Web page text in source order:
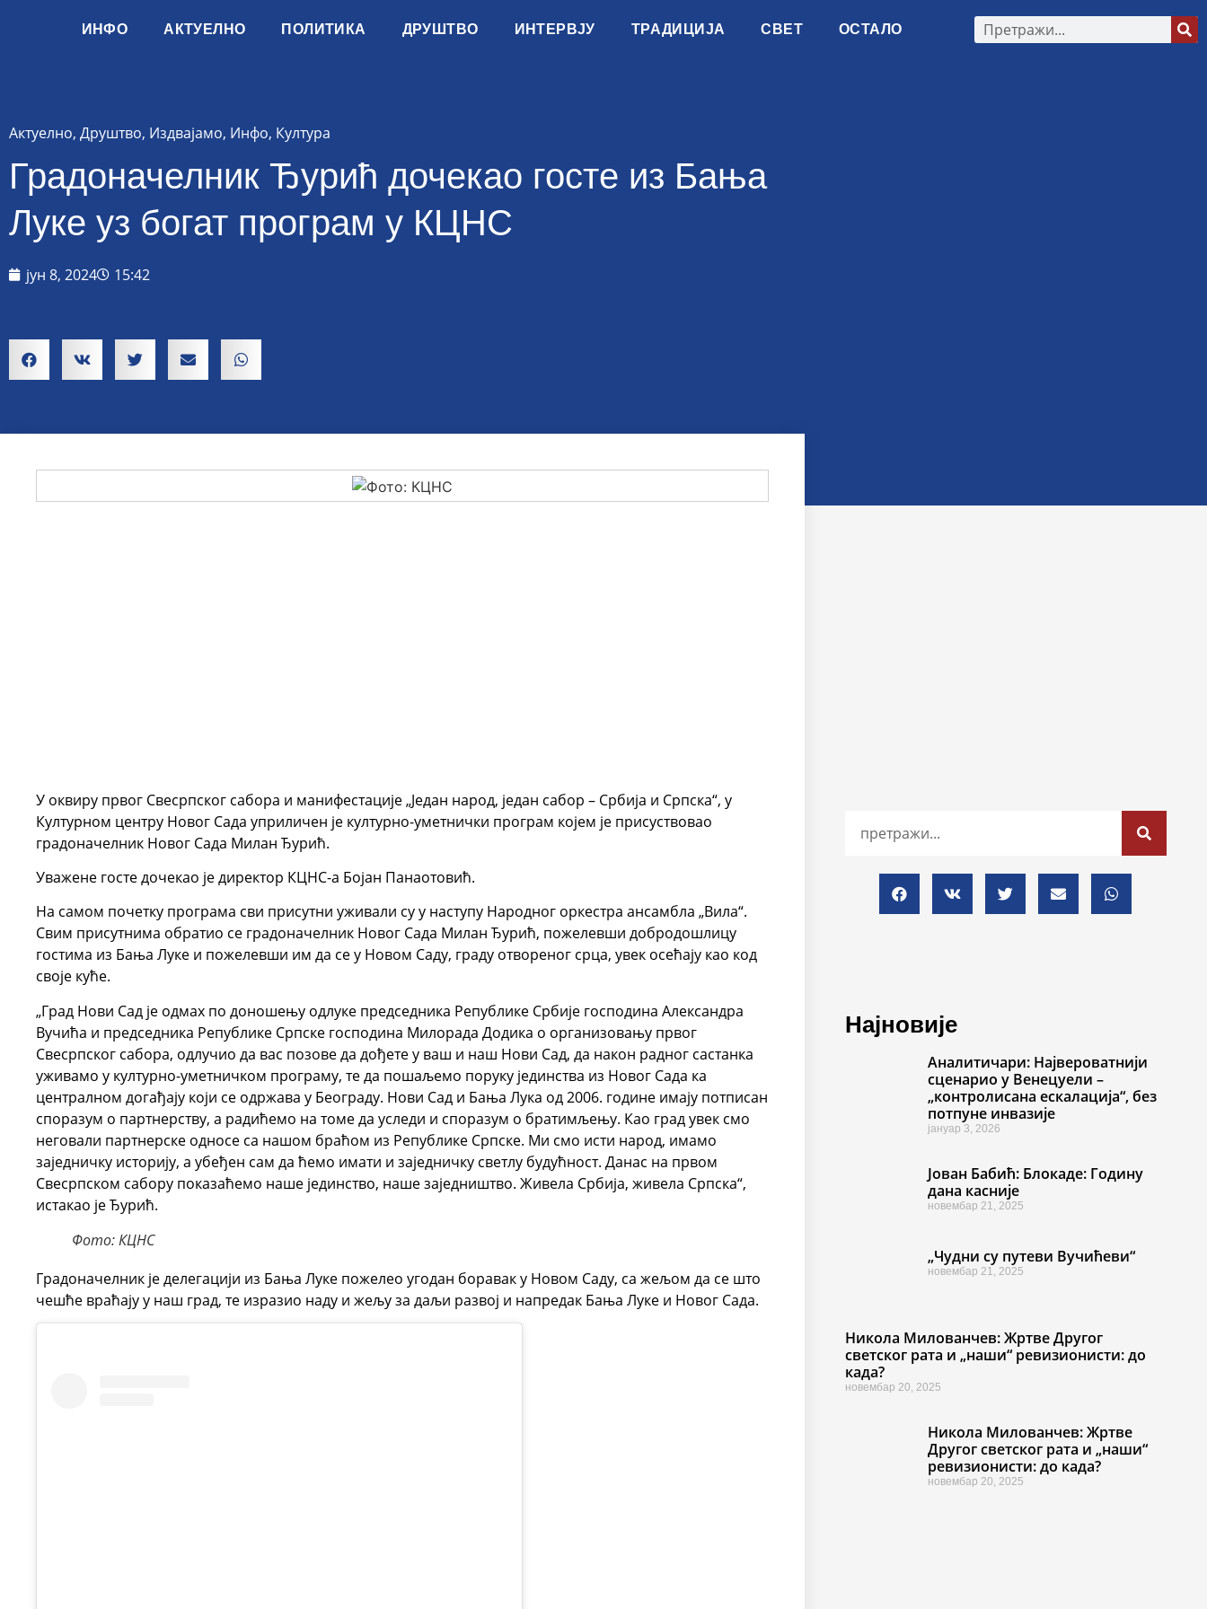
ИНФО АКТУЕЛНО ПОЛИТИКА ДРУШТВО ИНТЕРВЈУ ТРАДИЦИЈА СВЕТ ОСТАЛО
Актуелно, Друштво, Издвајамо, Инфо, Култура
Градоначелник Ђурић дочекао госте из Бања
Луке уз богат програм у КЦНС
јун 8, 2024 15:42
У оквиру првог Свесрпског сабора и манифестације „Један народ, један сабор – Србија и Српска“, у
Културном центру Новог Сада уприличен је културно-уметнички програм којем је присуствовао
градоначелник Новог Сада Милан Ђурић.
Уважене госте дочекао је директор КЦНС-а Бојан Панаотовић.
На самом почетку програма сви присутни уживали су у наступу Народног оркестра ансамбла „Вила“.
Свим присутнима обратио се градоначелник Новог Сада Милан Ђурић, пожелевши добродошлицу
гостима из Бања Луке и пожелевши им да се у Новом Саду, граду отвореног срца, увек осећају као код
своје куће.
„Град Нови Сад је одмах по доношењу одлуке председника Републике Србије господина Александра
Вучића и председника Републике Српске господина Милорада Додика о организовању првог
Свесрпског сабора, одлучио да вас позове да дођете у ваш и наш Нови Сад, да након радног састанка
уживамо у културно-уметничком програму, те да пошаљемо поруку јединства из Новог Сада ка
централном догађају који се одржава у Београду. Нови Сад и Бања Лука од 2006. године имају потписан
споразум о партнерству, а радићемо на томе да уследи и споразум о братимљењу. Као град увек смо
неговали партнерске односе са нашом браћом из Републике Српске. Ми смо исти народ, имамо
заједничку историју, а убеђен сам да ћемо имати и заједничку светлу будућност. Данас на првом
Свесрпском сабору показаћемо наше јединство, наше заједништво. Живела Србија, живела Српска“,
истакао је Ђурић.
Фото: КЦНС
Градоначелник је делегацији из Бања Луке пожелео угодан боравак у Новом Саду, са жељом да се што
чешће враћају у наш град, те изразио наду и жељу за даљи развој и напредак Бања Луке и Новог Сада.
Најновије
Аналитичари: Највероватнији
сценарио у Венецуели –
„контролисана ескалација“, без
потпуне инвазије
јануар 3, 2026
Јован Бабић: Блокаде: Годину
дана касније
новембар 21, 2025
„Чудни су путеви Вучићеви“
новембар 21, 2025
Никола Милованчев: Жртве Другог
светског рата и „наши“ ревизионисти: до
када?
новембар 20, 2025
Никола Милованчев: Жртве
Другог светског рата и „наши“
ревизионисти: до када?
новембар 20, 2025